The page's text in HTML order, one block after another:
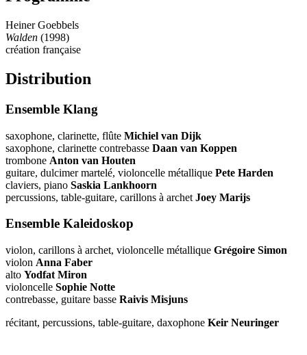
Heiner Goebbels
Walden (1998)
création française
Distribution
Ensemble Klang
saxophone, clarinette, flûte Michiel van Dijk
saxophone, clarinette contrebasse Daan van Koppen
trombone Anton van Houten
guitare, dulcimer martelé, violoncelle métallique Pete Harden
claviers, piano Saskia Lankhoorn
percussions, table-guitare, carillons à archet Joey Marijs
Ensemble Kaleidoskop
violon, carillons à archet, violoncelle métallique Grégoire Simon
violon Anna Faber
alto Yodfat Miron
violoncelle Sophie Notte
contrebasse, guitare basse Raivis Misjuns
récitant, percussions, table-guitare, daxophone Keir Neuringer